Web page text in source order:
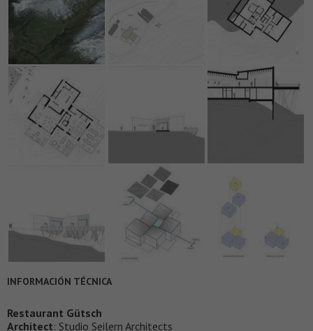
INFORMACIÓN TÉCNICA
Restaurant Gütsch
Architect: Studio Seilern Architects